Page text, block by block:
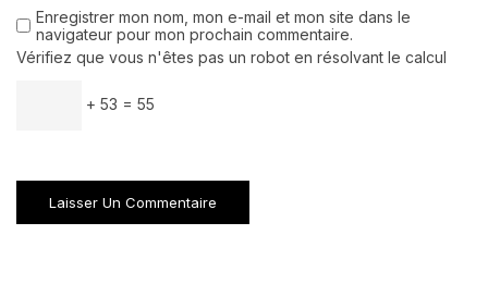
Enregistrer mon nom, mon e-mail et mon site dans le
navigateur pour mon prochain commentaire.
Vérifiez que vous n'êtes pas un robot en résolvant le calcul
+ 53 = 55